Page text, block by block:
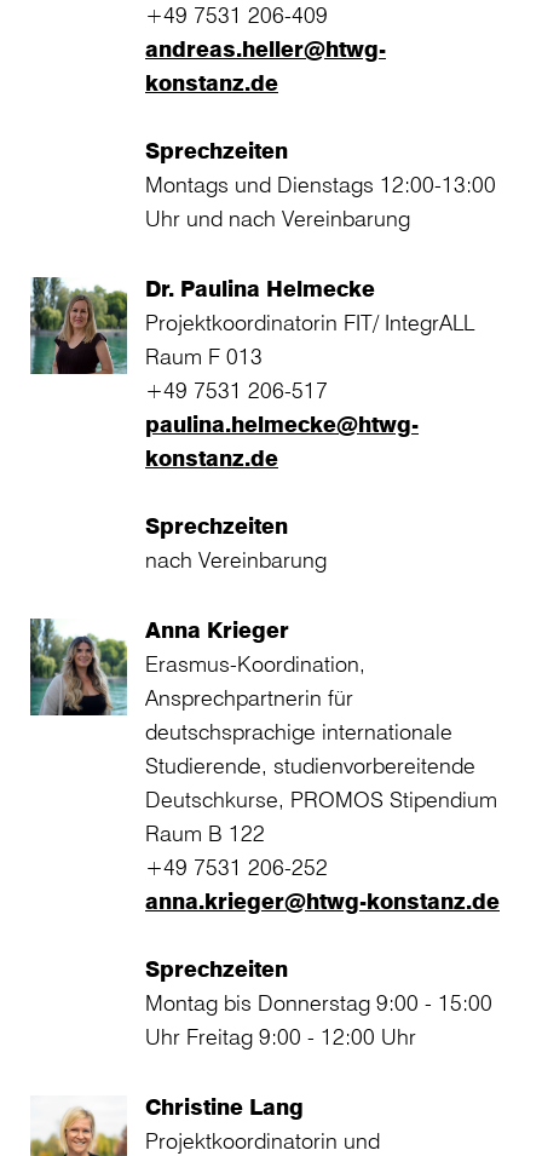
+49 7531 206-409
andreas.heller@htwg-
konstanz.de
Sprechzeiten
Montags und Dienstags 12:00-13:00
Uhr und nach Vereinbarung
Dr. Paulina Helmecke
Projektkoordinatorin FIT/ IntegrALL
Raum F 013
+49 7531 206-517
paulina.helmecke@htwg-
konstanz.de
Sprechzeiten
nach Vereinbarung
Anna Krieger
Erasmus-Koordination,
Ansprechpartnerin für
deutschsprachige internationale
Studierende, studienvorbereitende
Deutschkurse, PROMOS Stipendium
Raum B 122
+49 7531 206-252
anna.krieger@htwg-konstanz.de
Sprechzeiten
Montag bis Donnerstag 9:00 - 15:00
Uhr Freitag 9:00 - 12:00 Uhr
Christine Lang
Projektkoordinatorin und